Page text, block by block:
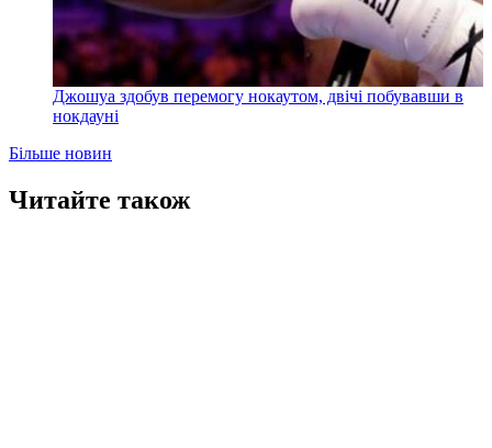
Джошуа здобув перемогу нокаутом, двічі побувавши в
нокдауні
Більше новин
Читайте також